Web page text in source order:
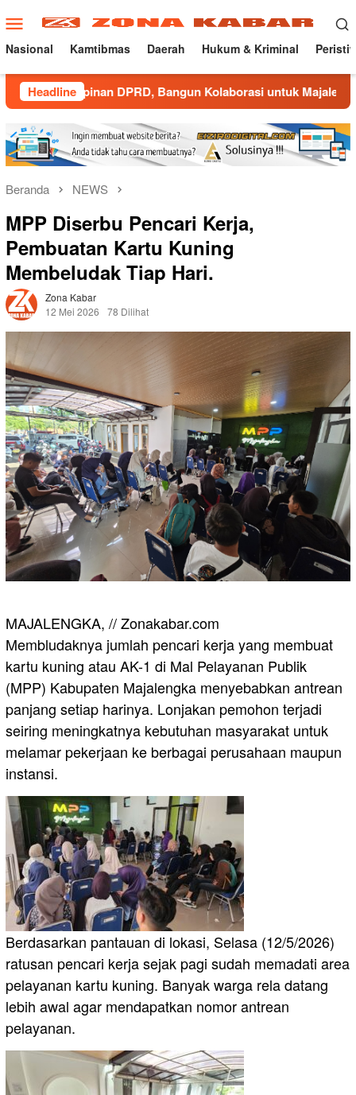
ke
konten
Menu
Mobile
Nasional Kamtibmas Daerah Hukum & Kriminal
Headline
DPRD, Bangun Kolaborasi untuk Majalengka Kondusif
Beranda NEWS
MPP Diserbu Pencari Kerja,
Pembuatan Kartu Kuning
Membeludak Tiap Hari.
Zona Kabar
12 Mei 2026
78 Dilihat
MAJALENGKA, // Zonakabar.com
Membludaknya jumlah pencari kerja yang membuat
kartu kuning atau AK-1 di Mal Pelayanan Publik
(MPP) Kabupaten Majalengka menyebabkan antrean
panjang setiap harinya. Lonjakan pemohon terjadi
seiring meningkatnya kebutuhan masyarakat untuk
melamar pekerjaan ke berbagai perusahaan maupun
instansi.
Berdasarkan pantauan di lokasi, Selasa (12/5/2026)
ratusan pencari kerja sejak pagi sudah memadati area
pelayanan kartu kuning. Banyak warga rela datang
lebih awal agar mendapatkan nomor antrean
pelayanan.